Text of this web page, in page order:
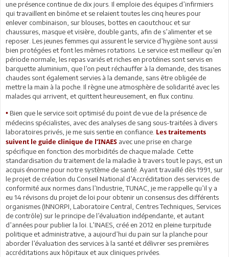
une présence continue de dix jours. Il emploie des équipes d’infirmiers
qui travaillent en binôme et se relaient toutes les cinq heures pour
enlever combinaison, sur blouses, bottes en caoutchouc et sur
chaussures, masque et visière, double gants, afin de s’alimenter et se
reposer. Les jeunes femmes qui assurent le service d’hygiène sont aussi
bien protégées et font les mêmes rotations. Le service est meilleur qu’en
période normale, les repas variés et riches en protéines sont servis en
barquette aluminium, que l’on peut réchauffer à la demande, des tisanes
chaudes sont également servies à la demande, sans être obligée de
mettre la main à la poche. Il règne une atmosphère de solidarité avec les
malades qui arrivent, et quittent heureusement, en flux continu.
• Bien que le service soit optimisé du point de vue de la présence de
médecins spécialistes, avec des analyses de sang sous-traitées à divers
laboratoires privés, je me suis sentie en confiance. Les traitements
suivent le guide clinique de l’INAES avec une prise en charge
spécifique en fonction des morbidités de chaque malade. Cette
standardisation du traitement de la maladie à travers tout le pays, est un
acquis énorme pour notre système de santé. Ayant travaillé dès 1991, sur
le projet de création du Conseil National d’Accréditation des services de
conformité aux normes dans l’Industrie, TUNAC, je me rappelle qu’il y a
eu 14 révisons du projet de loi pour obtenir un consensus des différents
organismes (INNORPI, Laboratoire Central, Centres Techniques, Services
de contrôle) sur le principe de l’évaluation indépendante, et autant
d’années pour publier la loi. L’INAES, créé en 2012 en pleine turpitude
politique et administrative, a aujourd’hui du pain sur la planche pour
aborder l’évaluation des services à la santé et délivrer ses premières
accréditations aux hôpitaux et aux cliniques privées.